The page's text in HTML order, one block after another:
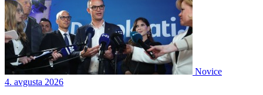
Novice
4. avgusta 2026